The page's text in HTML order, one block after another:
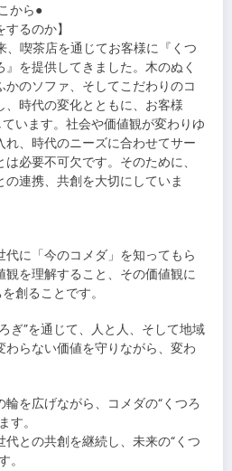
から●
るのか】
、喫茶店を通じてお客様に『くつ
を提供してきました。木のぬく
かのソファ、そしてこだわりのコ
時代の変化とともに、お客様
います。社会や価値観が変わりゆ
れ、時代のニーズに合わせてサー
必要不可欠です。そのために、
連携、共創を大切にしていま
に「今のコメダ」を知ってもら
観を理解すること、その価値観に
創ることです。
ぎ”を通じて、人と人、そして地域
わらない価値を守りながら、変わ
を広げながら、コメダの“くつろ
す。
との共創を継続し、未来の“くつ
。